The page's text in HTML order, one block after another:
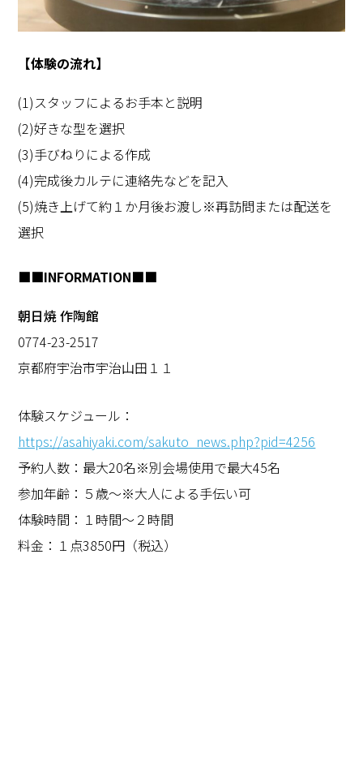
【体験の流れ】
(1)スタッフによるお手本と説明
(2)好きな型を選択
(3)手びねりによる作成
(4)完成後カルテに連絡先などを記入
(5)焼き上げて約１か月後お渡し※再訪問または配送を
選択
■■INFORMATION■■
朝日焼 作陶館
0774-23-2517
京都府宇治市宇治山田１１
体験スケジュール：
https://asahiyaki.com/sakuto_news.php?pid=4256
予約人数：最大20名※別会場使用で最大45名
参加年齢：５歳～※大人による手伝い可
体験時間：１時間〜２時間
料金：１点3850円（税込）